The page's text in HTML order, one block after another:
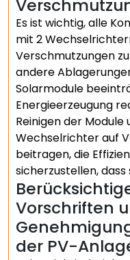
Es ist wichtig, alle
mit 2
Verschmutzungen
andere
Solarmodule
Energieerzeugung
Reinigen der
Wechselrichter auf
beitragen, die
sicherzustellen,
Vorschriften
der PV-